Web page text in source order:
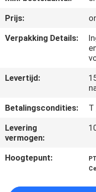
NEEM
CONTACT
ONS
NIEUWS
OFFERTE
Prijs:
Verpakking Details:
Levertijd:
Betalingscondities:
T
Levering
vermogen:
Hoogtepunt: